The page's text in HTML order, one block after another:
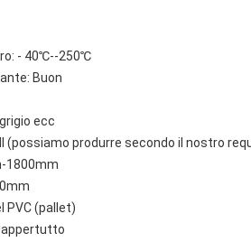
- 40℃--250℃
Buon
ecc
(possiamo produrre secondo il nostro
1800mm
PVC (pallet)